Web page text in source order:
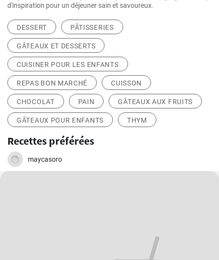
d'inspiration pour un déjeuner sain et savoureux.
DESSERT PÂTISSERIES
GÂTEAUX ET DESSERTS
CUISINER POUR LES ENFANTS
REPAS BON MARCHÉ CUISSON
CHOCOLAT PAIN GÂTEAUX AUX FRUITS
GÂTEAUX POUR ENFANTS THYM
Recettes préférées
maycasoro